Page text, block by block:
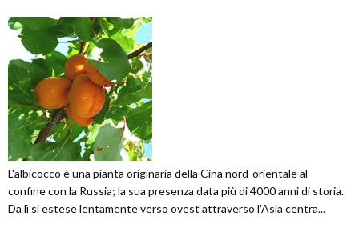
L'albicocco è una pianta originaria della Cina nord-orientale al
confine con la Russia; la sua presenza data più di 4000 anni di storia.
Da lì si estese lentamente verso ovest attraverso l'Asia centra...